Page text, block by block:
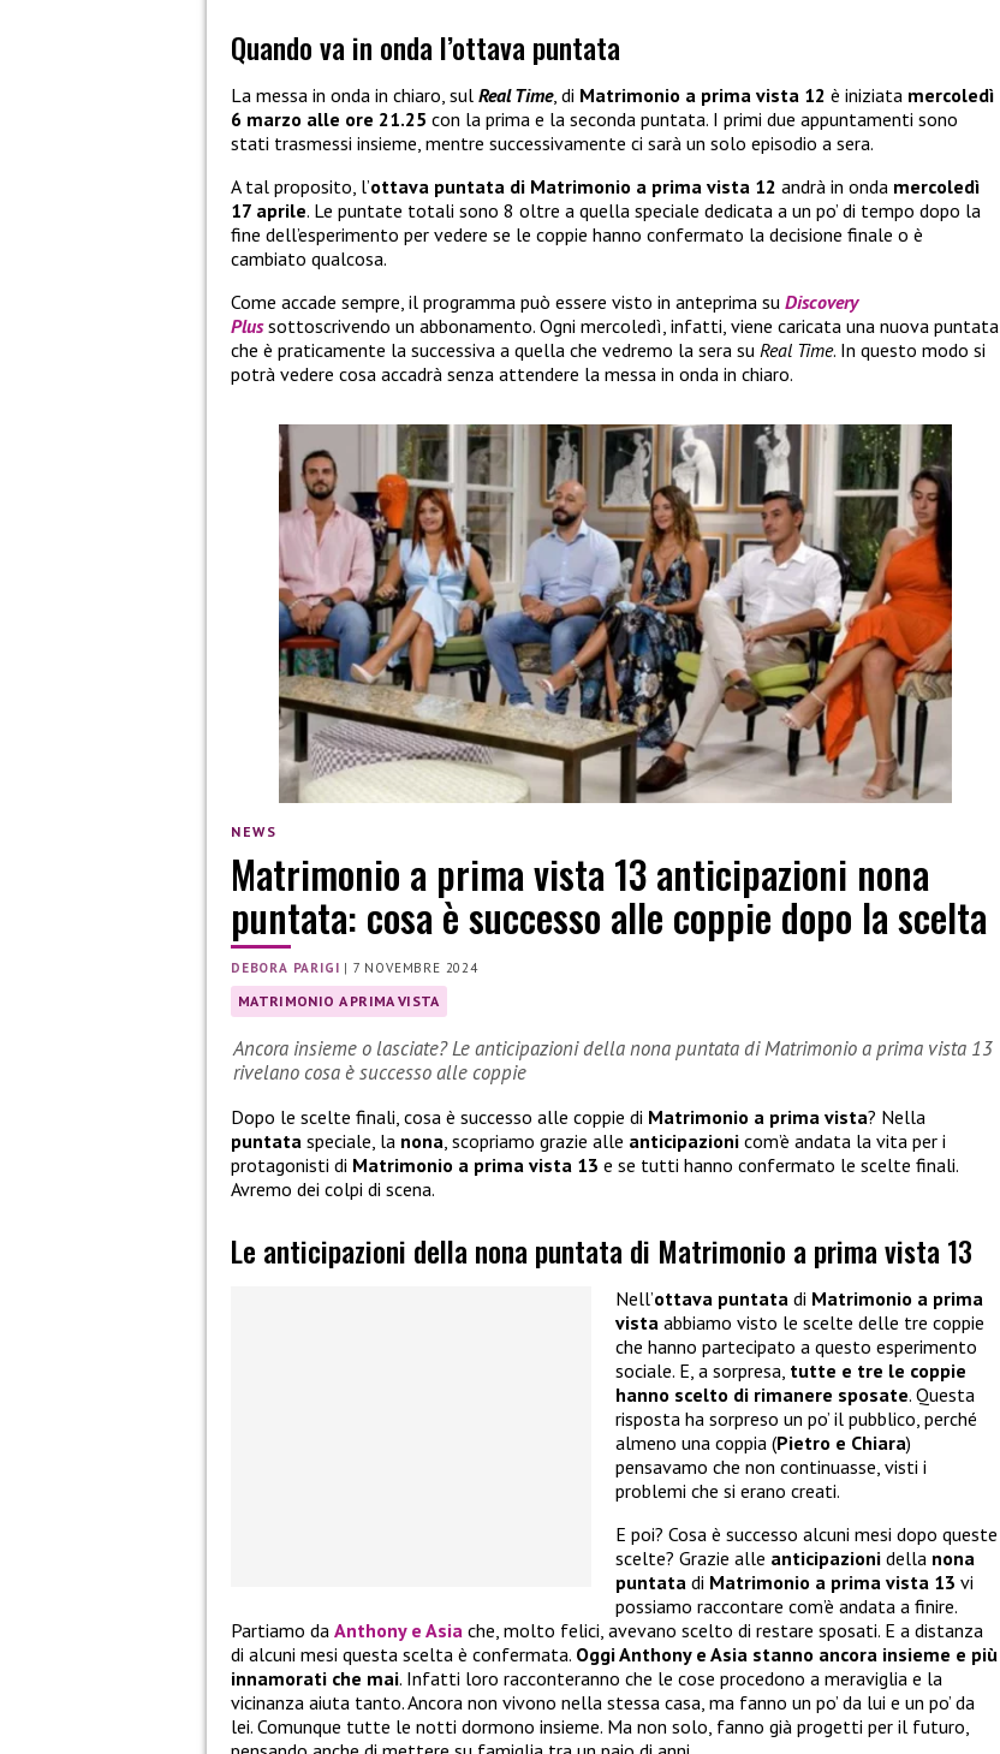
Quando va in onda l’ottava puntata
La messa in onda in chiaro, sul Real Time, di Matrimonio a prima vista 12 è iniziata mercoledì
6 marzo alle ore 21.25 con la prima e la seconda puntata. I primi due appuntamenti sono
stati trasmessi insieme, mentre successivamente ci sarà un solo episodio a sera.
A tal proposito, l’ottava puntata di Matrimonio a prima vista 12 andrà in onda mercoledì
17 aprile. Le puntate totali sono 8 oltre a quella speciale dedicata a un po’ di tempo dopo la
fine dell’esperimento per vedere se le coppie hanno confermato la decisione finale o è
cambiato qualcosa.
Come accade sempre, il programma può essere visto in anteprima su Discovery
Plussottoscrivendo un abbonamento. Ogni mercoledì, infatti, viene caricata una nuova puntata
che è praticamente la successiva a quella che vedremo la sera su Real Time. In questo modo si
potrà vedere cosa accadrà senza attendere la messa in onda in chiaro.
NEWS
Matrimonio a prima vista 13 anticipazioni nona
puntata: cosa è successo alle coppie dopo la scelta
DEBORA PARIGI | 7 NOVEMBRE 2024
MATRIMONIO A PRIMA VISTA
Ancora insieme o lasciate? Le anticipazioni della nona puntata di Matrimonio a prima vista 13
rivelano cosa è successo alle coppie
Dopo le scelte finali, cosa è successo alle coppie di Matrimonio a prima vista? Nella
puntata speciale, la nona, scopriamo grazie alle anticipazioni com’è andata la vita per i
protagonisti di Matrimonio a prima vista 13 e se tutti hanno confermato le scelte finali.
Avremo dei colpi di scena.
Le anticipazioni della nona puntata di Matrimonio a prima vista 13
Nell’ottava puntata di Matrimonio a prima
vista abbiamo visto le scelte delle tre coppie
che hanno partecipato a questo esperimento
sociale. E, a sorpresa, tutte e tre le coppie
hanno scelto di rimanere sposate. Questa
risposta ha sorpreso un po’ il pubblico, perché
almeno una coppia (Pietro e Chiara)
pensavamo che non continuasse, visti i
problemi che si erano creati.
E poi? Cosa è successo alcuni mesi dopo queste
scelte? Grazie alle anticipazioni della nona
puntata di Matrimonio a prima vista 13 vi
possiamo raccontare com’è andata a finire.
Partiamo da Anthony e Asia che, molto felici, avevano scelto di restare sposati. E a distanza
di alcuni mesi questa scelta è confermata. Oggi Anthony e Asia stanno ancora insieme e più
innamorati che mai. Infatti loro racconteranno che le cose procedono a meraviglia e la
vicinanza aiuta tanto. Ancora non vivono nella stessa casa, ma fanno un po’ da lui e un po’ da
lei. Comunque tutte le notti dormono insieme. Ma non solo, fanno già progetti per il futuro,